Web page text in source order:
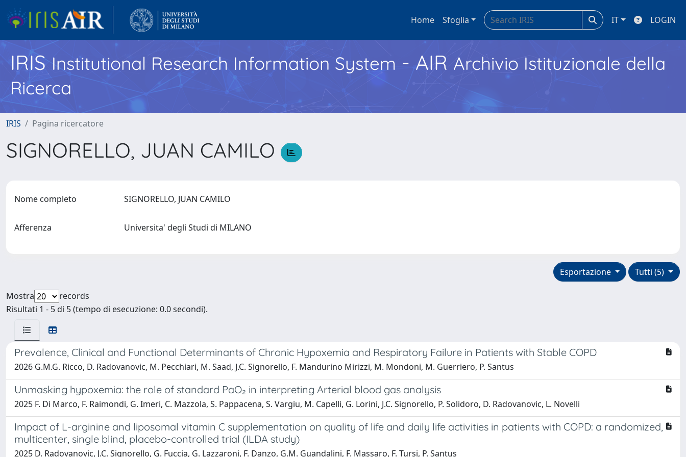
Home Sfoglia IT LOGIN
IRISInstitutional Research Information System - AIR Archivio Istituzionale della
Ricerca
IRIS Pagina ricercatore
SIGNORELLO, JUAN CAMILO
Nome completo SIGNORELLO, JUAN CAMILO
Afferenza Universita' degli Studi di MILANO
Tutti (5)
Esportazione
Mostra
records
Risultati 1 - 5 di 5 (tempo di esecuzione: 0.0 secondi).
Prevalence, Clinical and Functional Determinants of Chronic Hypoxemia and Respiratory Failure in Patients with Stable COPD
2026 G.M.G. Ricco, D. Radovanovic, M. Pecchiari, M. Saad, J.C. Signorello, F. Mandurino Mirizzi, M. Mondoni, M. Guerriero, P. Santus
Unmasking hypoxemia: the role of standard PaO₂ in interpreting Arterial blood gas analysis
2025 F. Di Marco, F. Raimondi, G. Imeri, C. Mazzola, S. Pappacena, S. Vargiu, M. Capelli, G. Lorini, J.C. Signorello, P. Solidoro, D. Radovanovic, L. Novelli
Impact of L-arginine and liposomal vitamin C supplementation on quality of life and daily life activities in patients with COPD: a randomized,
multicenter, single blind, placebo-controlled trial (ILDA study)
2025 D. Radovanovic, J.C. Signorello, G. Fuccia, G. Lazzaroni, F. Danzo, G.M. Guandalini, F. Massaro, F. Tursi, P. Santus